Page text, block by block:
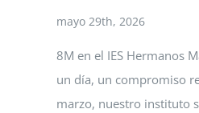
mayo 29th, 2026
8M en el IES Hermanos
un día, un compromiso
marzo, nuestro instituto